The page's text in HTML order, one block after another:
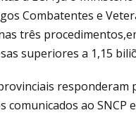
Combatentes e
três
superiores a 1,15
responderam
comunicados ao SNCP